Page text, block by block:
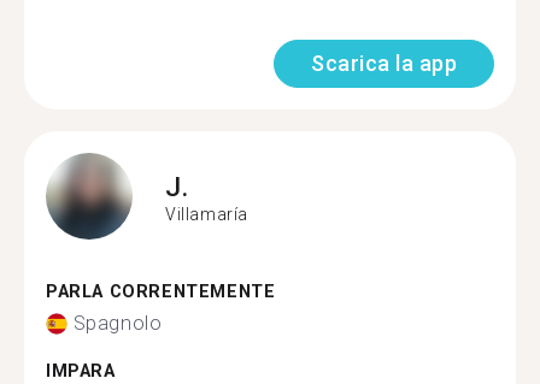
Scarica la app
J.
Villamaría
PARLA CORRENTEMENTE
Spagnolo
IMPARA